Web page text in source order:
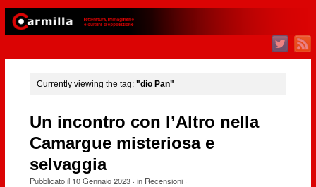
Currently viewing the tag: "dio Pan"
Un incontro con l’Altro nella
Camargue misteriosa e
selvaggia
Pubblicato il 10 Gennaio 2023· in Recensioni·